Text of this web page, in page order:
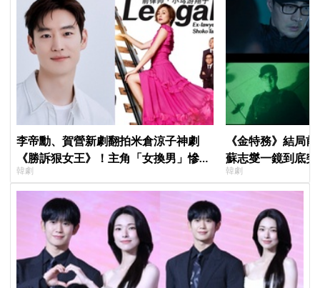
李帝勳、賀營新劇翻拍米倉涼子神劇
《勝訴狠女王》！主角「女換男」慘遭
韓網炎上：何必買版權？
韓劇
《金特務》結局
蘇志燮一鏡到底
韓劇